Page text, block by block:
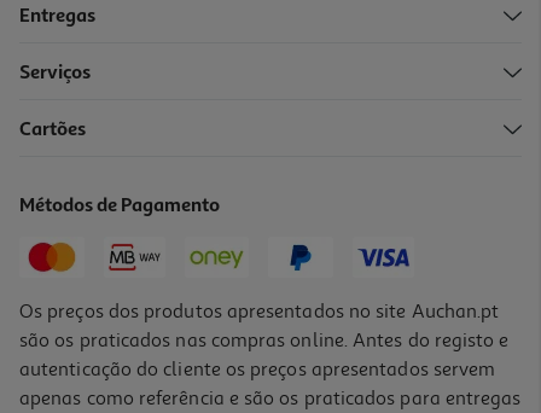
Entregas
Serviços
Cartões
Métodos de Pagamento
Os preços dos produtos apresentados no site Auchan.pt
são os praticados nas compras online. Antes do registo e
autenticação do cliente os preços apresentados servem
apenas como referência e são os praticados para entregas